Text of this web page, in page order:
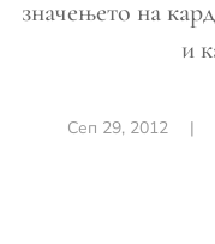
значењето на
и
Сеп 29, 2012 |